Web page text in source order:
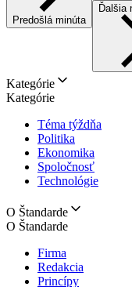
Predošlá minúta
Ďalšia
Kategórie
Kategórie
Téma týždňa
Politika
Ekonomika
Spoločnosť
Technológie
O Štandarde
O Štandarde
Firma
Redakcia
Princípy